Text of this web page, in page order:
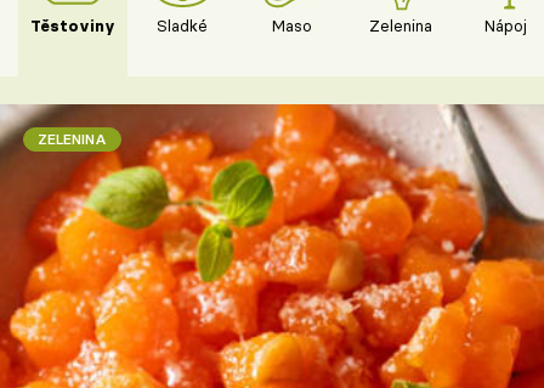
Těstoviny Sladké Maso Zelenina Nápoje
ZELENINA